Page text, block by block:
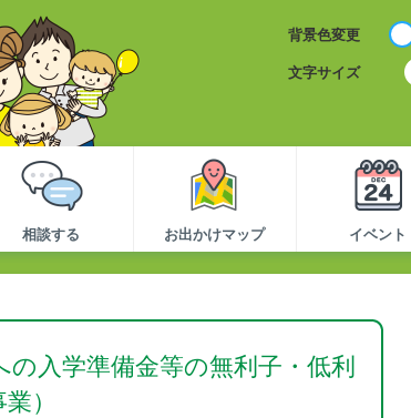
背景色変更
文字サイズ
相談する お出かけマップ イベント
入学準備金等の無利子・低利
）